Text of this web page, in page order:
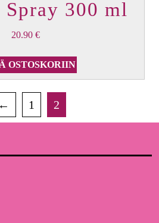
300 ml
20.90 €
OSTOSKORIIN
← 1 2